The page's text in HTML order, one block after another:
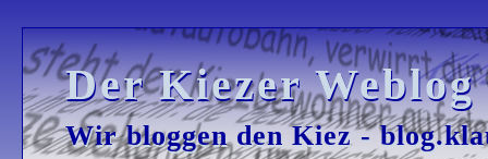
Der Kiezer
Der Kiezer
Wir bloggen den Kiez -
Wir bloggen den Kiez -